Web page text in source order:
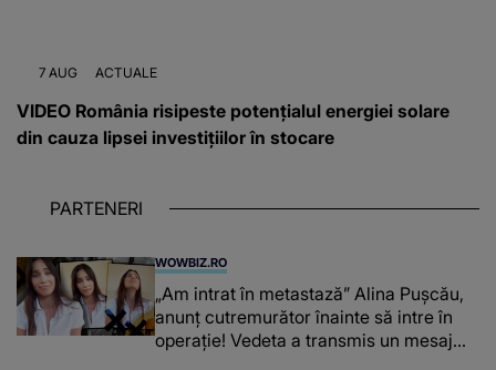
7 AUG ACTUALE
VIDEO România risipeste potențialul energiei solare
din cauza lipsei investițiilor în stocare
PARTENERI
WOWBIZ.RO
„Am intrat în metastază” Alina Pușcău,
anunț cutremurător înainte să intre în
operație! Vedeta a transmis un mesaj